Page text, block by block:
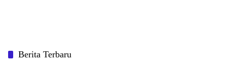
Berita Terbaru
Sambut HUT ke-81 RI, Babinsa Rulung Raya Bahu Membahu